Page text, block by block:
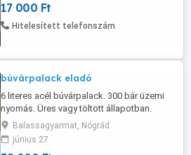
17 000 Ft
Hitelesített telefonszám
búvárpalack eladó
6 literes acél búvárpalack. 300 bár üzemi
nyomás. Üres vagy töltött állapotban.
Nyomáspróba 2030.X.hóig érvényes.
Töltőszettet is tudok adni hozzá,ami
17.000 vagy 23.000ft. A palack ára pedig
Balassagyarmat, Nógrád
június 27